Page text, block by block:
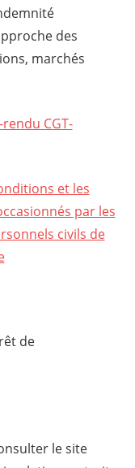
des
marchés
CGT-
et les
par les
civils de
de
le site